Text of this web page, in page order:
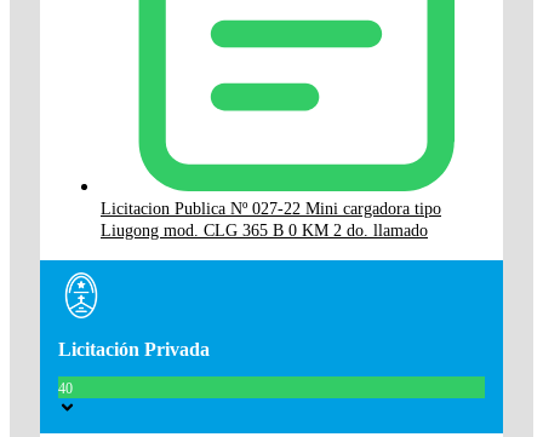
Licitacion Publica Nº 027-22 Mini cargadora tipo
Liugong mod. CLG 365 B 0 KM 2 do. llamado
Licitación Privada
40